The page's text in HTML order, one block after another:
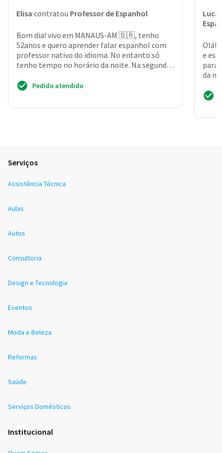
Elisa contratou Professor de Espanhol
Bom dia! vivo em MANAUS-AM 🇧🇷, tenho
52anos e quero aprender falar espanhol com
professor nativo do idioma. No entanto só
tenho tempo no horário da noite. Na segunda-
Pedido atendido
Olá!
e
para
da
Serviços
Assistência Técnica
Aulas
Autos
Consultoria
Design e Tecnologia
Eventos
Moda e Beleza
Reformas
Saúde
Serviços Domésticos
Institucional